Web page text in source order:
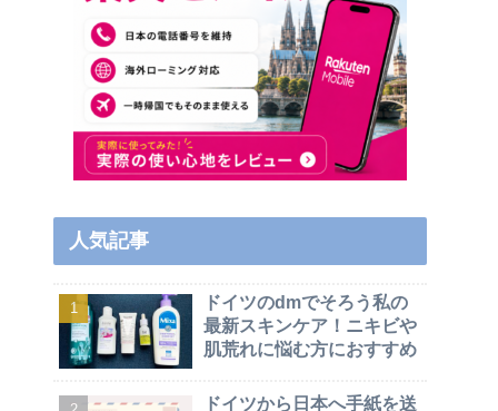
人気記事
ドイツのdmでそろう私の
最新スキンケア！ニキビや
肌荒れに悩む方におすすめ
ドイツから日本へ手紙を送